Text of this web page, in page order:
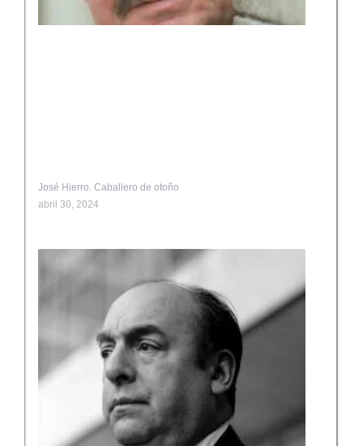
José Hierro. Caballero de otoño
abril 30, 2024